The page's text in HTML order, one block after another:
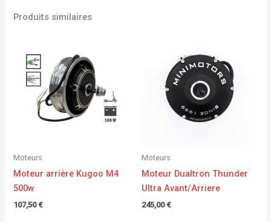
Produits similaires
Moteurs
Moteur arrière Kugoo M4
500w
107,50€
Moteurs
Moteur Dualtron Thunder
Ultra Avant/Arriere
245,00€